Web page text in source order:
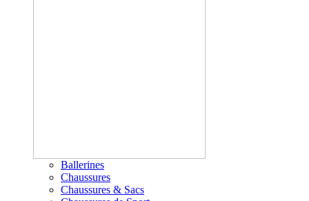
Ballerines
Chaussures
Chaussures & Sacs